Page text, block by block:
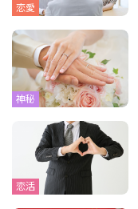
恋愛
神秘
恋活